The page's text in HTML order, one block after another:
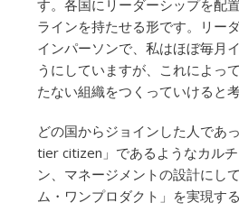
す。各国にリーダーシップを配
ラインを持たせる形です。リー
インパーソンで、私はほぼ毎月
うにしていますが、これによっ
たない組織をつくっていけると考
どの国からジョインした人であ
tier citizen」であるようなカル
ン、マネージメントの設計にし
ム・ワンプロダクト」を実現す